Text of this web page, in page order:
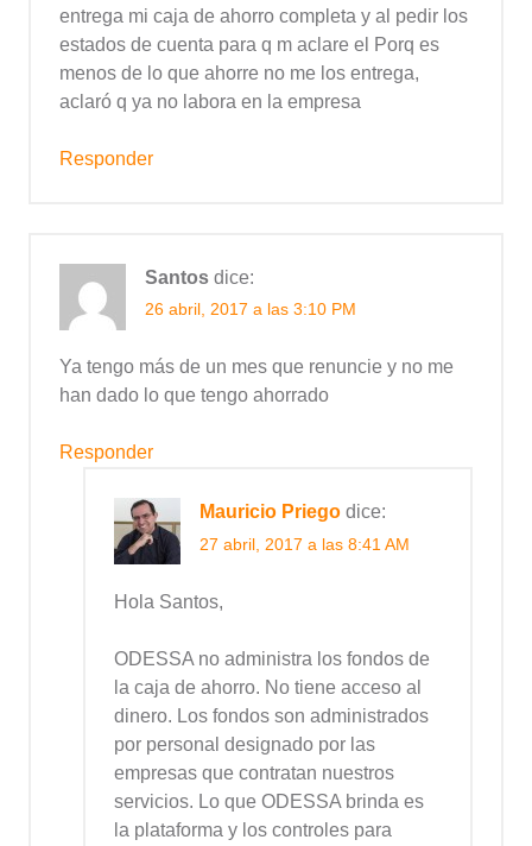
entrega mi caja de ahorro completa y al pedir los
estados de cuenta para q m aclare el Porq es
menos de lo que ahorre no me los entrega,
aclaró q ya no labora en la empresa
Responder
Santos dice:
26 abril, 2017 a las 3:10 PM
Ya tengo más de un mes que renuncie y no me
han dado lo que tengo ahorrado
Responder
Mauricio Priego dice:
27 abril, 2017 a las 8:41 AM
Hola Santos,
ODESSA no administra los fondos de
la caja de ahorro. No tiene acceso al
dinero. Los fondos son administrados
por personal designado por las
empresas que contratan nuestros
servicios. Lo que ODESSA brinda es
la plataforma y los controles para